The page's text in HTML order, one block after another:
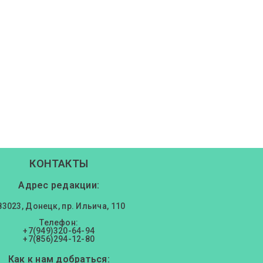
КОНТАКТЫ
Адрес редакции:
Донецк, пр. Ильича, 110
Телефон:
+7(949)320-64-94
+7(856)294-12-80
Как к нам добраться: